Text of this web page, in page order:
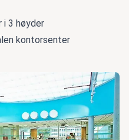
i 3 høyder
kontorsenter